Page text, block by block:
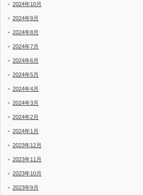
2024年10月
2024年9月
2024年8月
2024年7月
2024年6月
2024年5月
2024年4月
2024年3月
2024年2月
2024年1月
2023年12月
2023年11月
2023年10月
2023年9月